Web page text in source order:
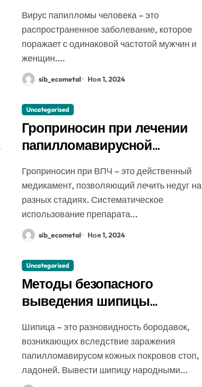
Вирус папилломы человека – это
распространенное заболевание, которое
поражает с одинаковой частотой мужчин и
женщин....
sib_ecometal Ноя 1, 2024
Uncategorised
Гроприносин при лечении
папилломавирусной
действия и аналоги
Гроприносин при ВПЧ – это действенный
медикамент, позволяющий лечить недуг на
разных стадиях. Систематическое
использование препарата...
sib_ecometal Ноя 1, 2024
Uncategorised
Методы безопасного
выведения шипицы
Шипица – это разновидность бородавок,
возникающих вследствие заражения
папилломавирусом кожных покровов стоп,
ладоней. Вывести шипицу народными...